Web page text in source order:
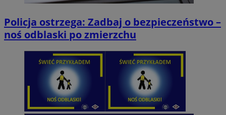
Policja ostrzega: Zadbaj o bezpieczeństwo –
noś odblaski po zmierzchu